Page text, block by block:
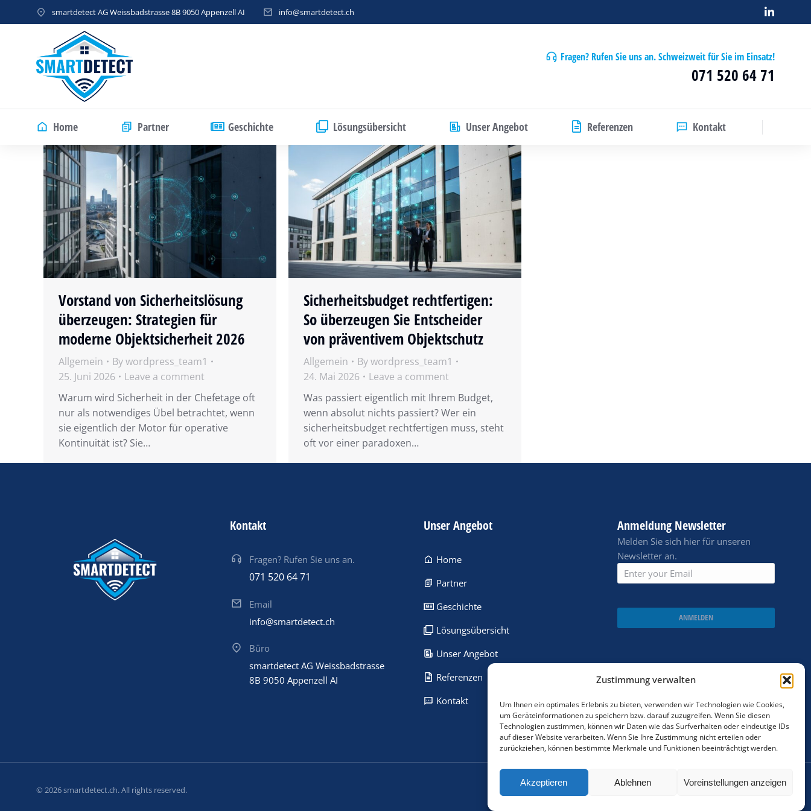
Zustimmung verwalten
Um Ihnen ein optimales Erlebnis zu bieten, verwenden wir Technologien wie Cookies,
um Geräteinformationen zu speichern bzw. darauf zuzugreifen. Wenn Sie diesen
Technologien zustimmen, können wir Daten wie das Surfverhalten oder eindeutige IDs
auf dieser Website verarbeiten. Wenn Sie Ihre Zustimmung nicht erteilen oder
zurückziehen, können bestimmte Merkmale und Funktionen beeinträchtigt werden.
Akzeptieren Ablehnen Voreinstellungen anzeigen
smartdetect AG Weissbadstrasse 8B 9050 Appenzell AI info@smartdetect.ch
Fragen? Rufen Sie uns an. Schweizweit für Sie im Einsatz!
071 520 64 71
Home Partner Geschichte Lösungsübersicht Unser Angebot Referenzen Kontakt
Vorstand von Sicherheitslösung
überzeugen: Strategien für
moderne Objektsicherheit 2026
Allgemein Bywordpress_team1
25. Juni 2026
Leave a comment
Warum wird Sicherheit in der Chefetage oft
nur als notwendiges Übel betrachtet, wenn
sie eigentlich der Motor für operative
Kontinuität ist? Sie…
Sicherheitsbudget rechtfertigen:
So überzeugen Sie Entscheider
von präventivem Objektschutz
Allgemein Bywordpress_team1
24. Mai 2026
Leave a comment
Was passiert eigentlich mit Ihrem Budget,
wenn absolut nichts passiert? Wer ein
sicherheitsbudget rechtfertigen muss, steht
oft vor einer paradoxen…
Kontakt
Fragen? Rufen Sie uns an.
071 520 64 71
Email
info@smartdetect.ch
Büro
smartdetect AG Weissbadstrasse
8B 9050 Appenzell AI
Unser Angebot
Home
Partner
Geschichte
Lösungsübersicht
Unser Angebot
Referenzen
Kontakt
Anmeldung Newsletter
Melden Sie sich hier für unseren
Newsletter an.
ANMELDEN
© 2026 smartdetect.ch. All rights reserved. Cookie policy AGBs